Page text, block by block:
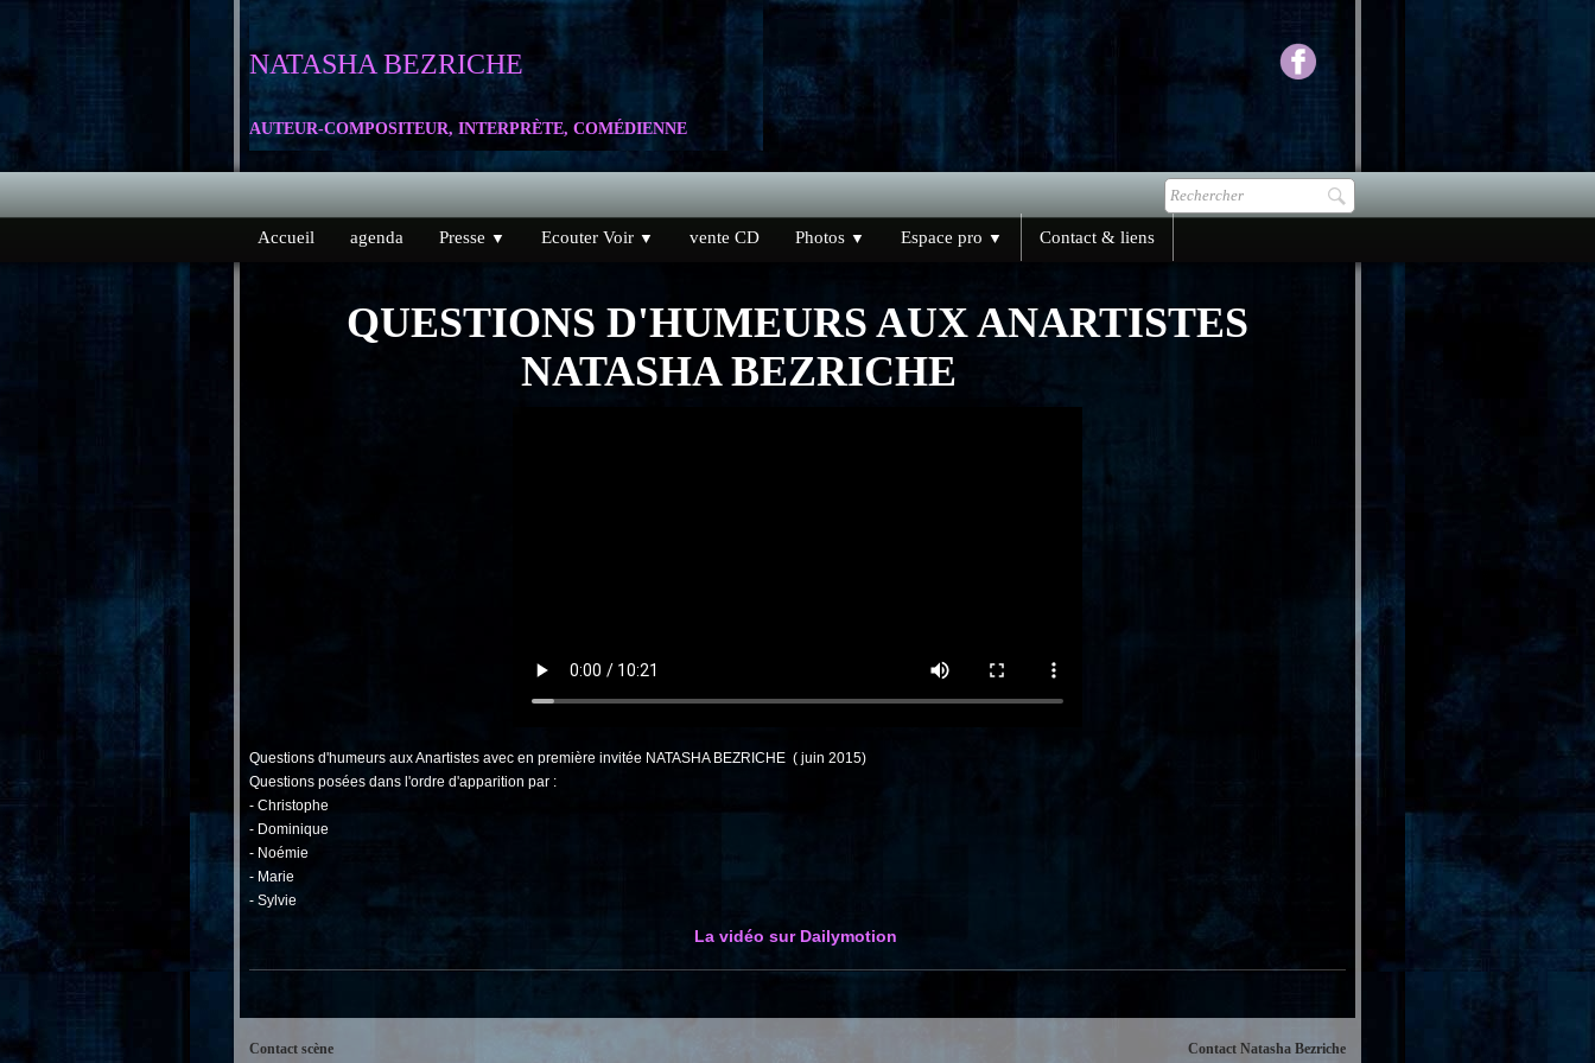
NATASHA BEZRICHE
AUTEUR-COMPOSITEUR, INTERPRÈTE, COMÉDIENNE
Accueil agenda Presse ▼ Ecouter Voir ▼ vente CD Photos ▼ Espace pro ▼ Contact & liens
QUESTIONS D'HUMEURS AUX ANARTISTES
NATASHA BEZRICHE
Questions d'humeurs aux Anartistes avec en première invitée NATASHA BEZRICHE ( juin 2015)
Questions posées dans l'ordre d'apparition par :
- Christophe
- Dominique
- Noémie
- Marie
- Sylvie
La vidéo sur Dailymotion
Contact scène Contact Natasha Bezriche